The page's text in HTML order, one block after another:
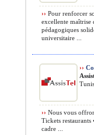
›› Pour renforcer
excellente maîtrise
pédagogiques
universitaire ...
››
›› Nous vous
Tickets
cadre ...